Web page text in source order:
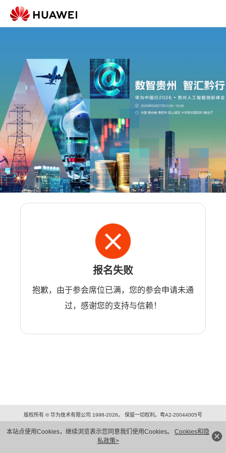
本站点使用Cookies，继续浏览表示您同意我们使用Cookies。 Cookies和隐
私政策>
报名失败
抱歉，由于参会席位已满，您的参会申请未通
过，感谢您的支持与信赖！
版权所有 © 华为技术有限公司 1998-2026。 保留一切权利。粤A2-20044005号